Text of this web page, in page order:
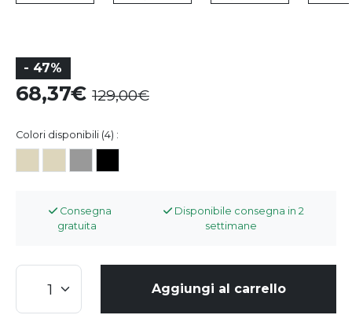
- 47%
68,37 129,00
Colori disponibili (4) :
Consegna
gratuita
Disponibile consegna in 2
settimane
Aggiungi al carrello